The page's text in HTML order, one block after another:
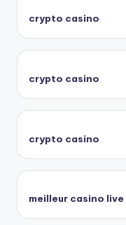
crypto casino
crypto casino
crypto casino
meilleur casino live